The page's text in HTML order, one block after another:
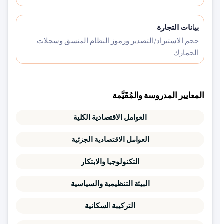
بيانات التجارة
حجم الاستيراد/التصدير ورموز النظام المنسق وسجلات
الجمارك
المعايير المدروسة والمُقَيَّمة
العوامل الاقتصادية الكلية
العوامل الاقتصادية الجزئية
التكنولوجيا والابتكار
البيئة التنظيمية والسياسية
التركيبة السكانية